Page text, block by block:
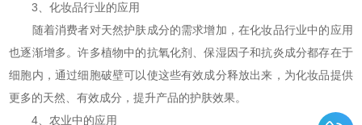
3、化妆品行业的应用
随着消费者对天然护肤成分的需求增加，在化妆品行业中的应用
也逐渐增多。许多植物中的抗氧化剂、保湿因子和抗炎成分都存在于
细胞内，通过细胞破壁可以使这些有效成分释放出来，为化妆品提供
更多的天然、有效成分，提升产品的护肤效果。
4、农业中的应用